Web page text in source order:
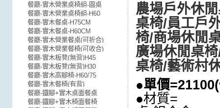
農場戶外休
桌椅/員工戶
椅/商場休閒
廣場休閒桌
桌椅/藝術村
●單價
●材質=
餐廳-實木營業桌椅組-圓桌
餐廳-實木營業桌椅組-H60
餐廳-實木餐桌-H75CM
餐廳-實木餐桌-H60CM
餐廳-實木營業餐桌(可折合)
餐廳-實木營業餐椅(可收合)
餐廳-實木板凳(無背)H45
餐廳-實木板凳(無背)H30
餐廳-實木高腳椅-H60/75
餐廳-實木餐椅(有背)
餐廳-鐵腳+實木桌面餐桌
餐廳-鐵腳+實木椅面餐椅